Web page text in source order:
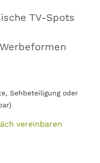
TV-Spots
Sehbeteiligung oder
vereinbaren